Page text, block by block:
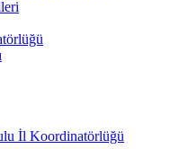
İl Koordinatörlüğü